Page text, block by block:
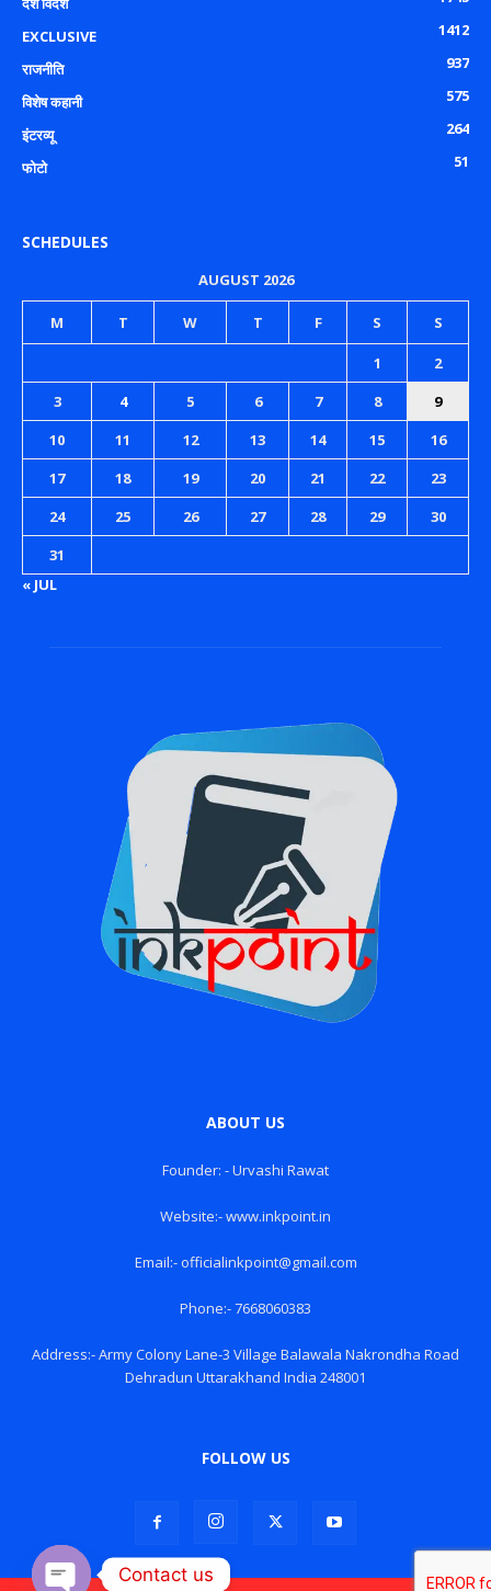
EXCLUSIVE
1412
राजनीति
937
विशेष कहानी
575
इंटरव्यू
264
फोटो
51
SCHEDULES
AUGUST 2026
M T W T F S S
1
2
3
4 5 6 7 8
9
10
11 12 13 14 15
16
17
18 19 20 21 22
23
24
25 26 27 28 29
30
31
« JUL
ABOUT US
Founder: - Urvashi Rawat
Website:- www.inkpoint.in
Email:- officialinkpoint@gmail.com
Phone:- 7668060383
Address:- Army Colony Lane-3 Village Balawala Nakrondha Road
Dehradun Uttarakhand India 248001
FOLLOW US
Contact us